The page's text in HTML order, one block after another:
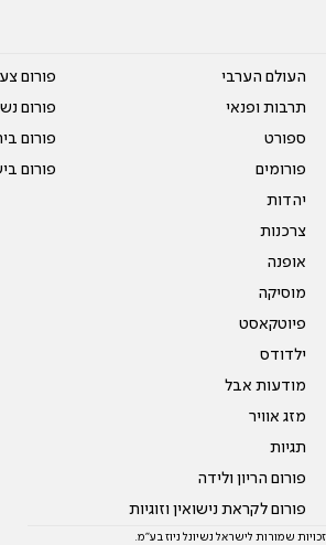
העולם הערבי
תרבות ופנאי
ספורט
פורומים
יהדות
צרכנות
אופנה
מוסיקה
פיוטקאסט
ילדודס
מודעות אבל
מזג אוויר
תגיות
פורום הריון ולידה
פורום לקראת נישואין וזוגיות
פורום
פורום
פורום
פורום
שמורות לישראל נשיונל ניוז בע"מ.